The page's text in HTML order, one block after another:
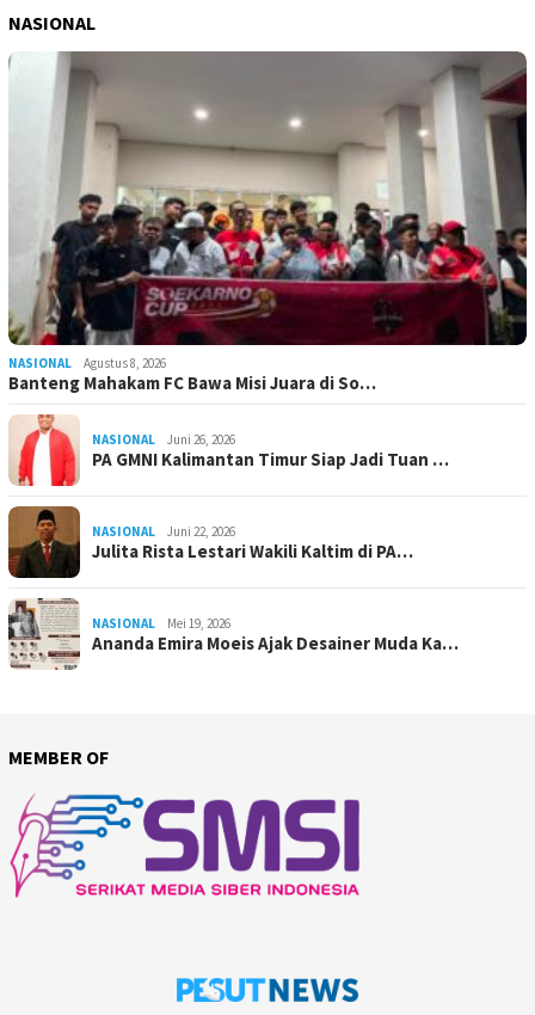
NASIONAL
NASIONAL Agustus 8, 2026
Banteng Mahakam FC Bawa Misi Juara di So…
NASIONAL Juni 26, 2026
PA GMNI Kalimantan Timur Siap Jadi Tuan …
NASIONAL Juni 22, 2026
Julita Rista Lestari Wakili Kaltim di PA…
NASIONAL Mei 19, 2026
Ananda Emira Moeis Ajak Desainer Muda Ka…
MEMBER OF